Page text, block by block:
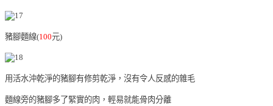
豬腳麵線(100元)
用活水沖乾淨的豬腳有修剪乾淨，沒有令人反感的雜毛
麵線旁的豬腳多了緊實的肉，輕易就能骨肉分離